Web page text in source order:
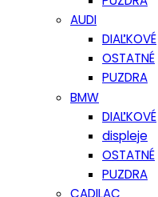
AUDI
DIAĽKOVÉ
OSTATNÉ
PUZDRA
BMW
DIAĽKOVÉ
displeje
OSTATNÉ
PUZDRA
CADILAC